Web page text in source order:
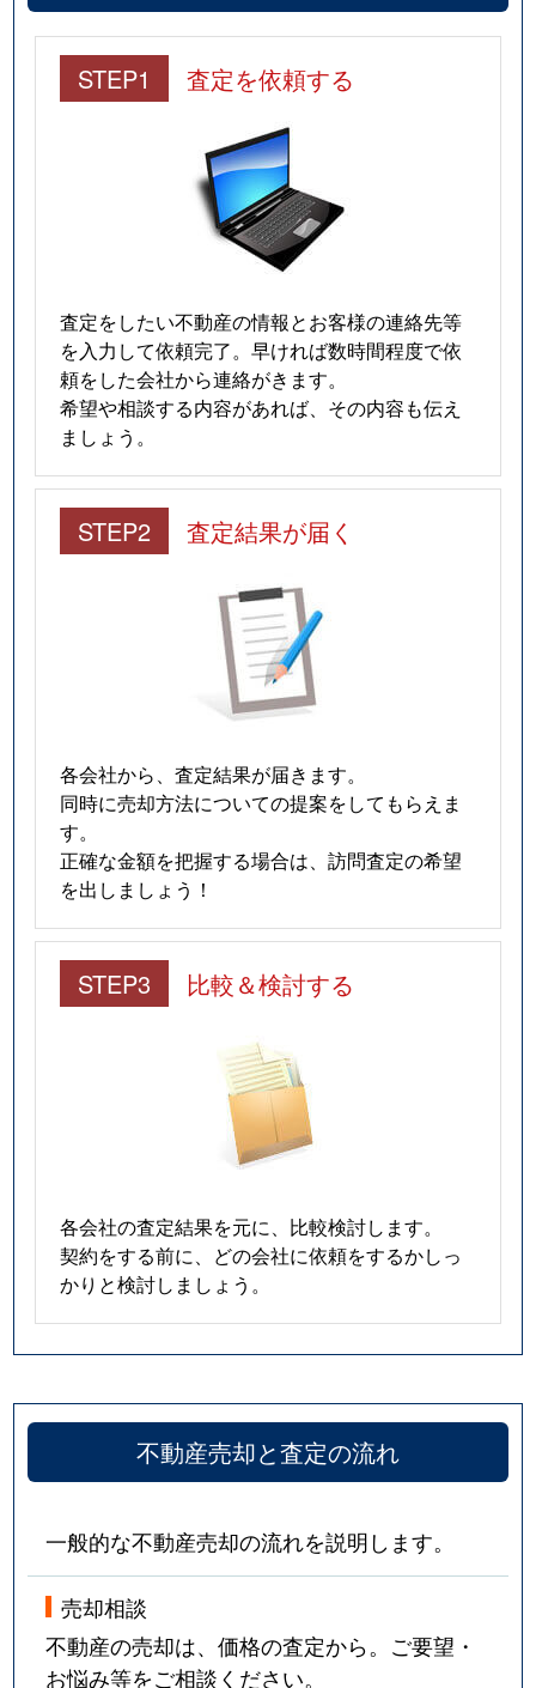
STEP1 査定を依頼する
査定をしたい不動産の情報とお客様の連絡先等
を入力して依頼完了。早ければ数時間程度で依
頼をした会社から連絡がきます。
希望や相談する内容があれば、その内容も伝え
ましょう。
STEP2 査定結果が届く
各会社から、査定結果が届きます。
同時に売却方法についての提案をしてもらえま
す。
正確な金額を把握する場合は、訪問査定の希望
を出しましょう！
STEP3 比較＆検討する
各会社の査定結果を元に、比較検討します。
契約をする前に、どの会社に依頼をするかしっ
かりと検討しましょう。
不動産売却と査定の流れ
一般的な不動産売却の流れを説明します。
売却相談
不動産の売却は、価格の査定から。ご要望・
お悩み等をご相談ください。